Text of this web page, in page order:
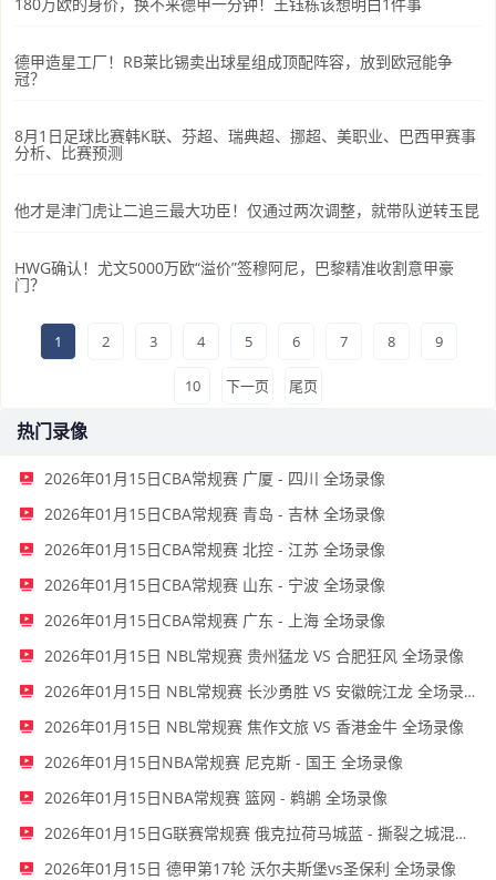
德甲造星工厂！RB莱比锡卖出球星组成顶配阵容，放到欧冠能争
冠？
8月1日足球比赛韩K联、芬超、瑞典超、挪超、美职业、巴西甲赛事
分析、比赛预测
他才是津门虎让二追三最大功臣！仅通过两次调整，就带队逆转玉昆
HWG确认！尤文5000万欧“溢价”签穆阿尼，巴黎精准收割意甲豪
门？
1 2 3 4 5 6 7 8 9
10 下一页 尾页
热门录像
2026年01月15日CBA常规赛 广厦 - 四川 全场录像
2026年01月15日CBA常规赛 青岛 - 吉林 全场录像
2026年01月15日CBA常规赛 北控 - 江苏 全场录像
2026年01月15日CBA常规赛 山东 - 宁波 全场录像
2026年01月15日CBA常规赛 广东 - 上海 全场录像
2026年01月15日 NBL常规赛 贵州猛龙 VS 合肥狂风 全场录像
2026年01月15日 NBL常规赛 长沙勇胜 VS 安徽皖江龙 全场录像
2026年01月15日 NBL常规赛 焦作文旅 VS 香港金牛 全场录像
2026年01月15日NBA常规赛 尼克斯 - 国王 全场录像
2026年01月15日NBA常规赛 篮网 - 鹈鹕 全场录像
2026年01月15日G联赛常规赛 俄克拉荷马城蓝 - 撕裂之城混音 全场录像
2026年01月15日 德甲第17轮 沃尔夫斯堡vs圣保利 全场录像